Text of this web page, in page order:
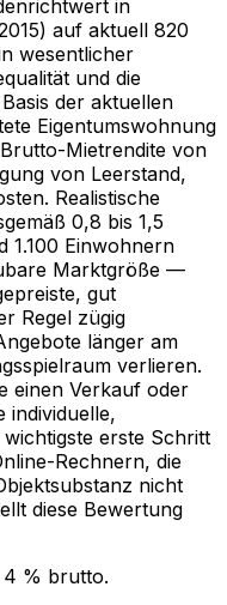
in
auf aktuell 820
wesentlicher
und die
der aktuellen
Eigentumswohnung
Mietrendite von
von Leerstand,
Realistische
0,8 bis 1,5
1.100 Einwohnern
Marktgröße —
gut
Regel zügig
länger am
verlieren.
einen Verkauf oder
individuelle,
erste Schritt
Rechnern, die
nicht
diese Bewertung
4 % brutto.